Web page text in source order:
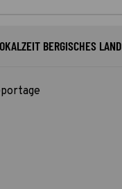
BERGISCHES LAND